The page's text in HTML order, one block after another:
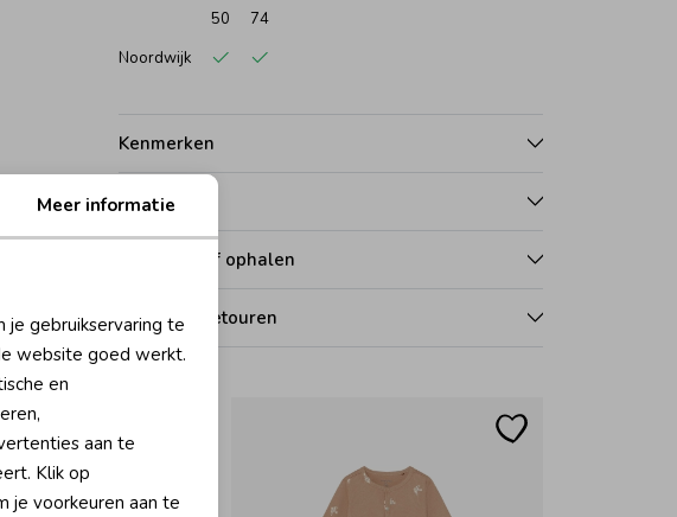
50
74
Noordwijk
Kenmerken
Betalen
Bezorgen of ophalen
Ruilen en retouren
cookies
Meer informatie
je gebruikservaring te
website goed werkt.
en
aan te
Klik op
je voorkeuren aan te